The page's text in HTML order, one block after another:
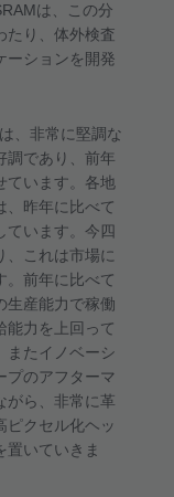
は、この分
たり、体外検査
ーションを開発
、非常に堅調な
調であり、前年
ています。各地
、昨年に比べて
ています。今四
、これは市場に
。前年に比べて
生産能力で稼働
能力を上回って
またイノベーシ
プのアフターマ
がら、非常に革
ピクセル化ヘッ
置いていきま